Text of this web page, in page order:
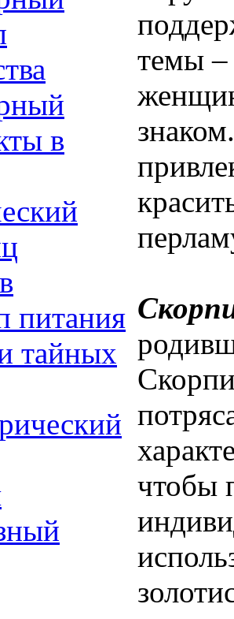
в
питания
тайных
темы –
чтобы